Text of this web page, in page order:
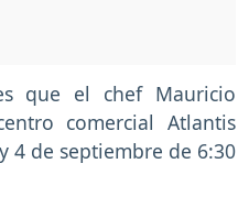
que el chef Mauricio
comercial Atlantis
4 de septiembre de 6:30